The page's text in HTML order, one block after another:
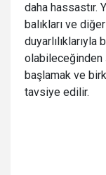
daha hassastır.
balıkları ve
duyarlılıklarıyla
olabileceğinden
başlamak ve
tavsiye edilir.